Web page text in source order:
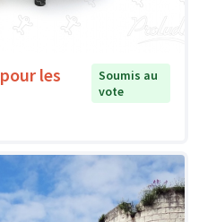
les
Soumis au
vote